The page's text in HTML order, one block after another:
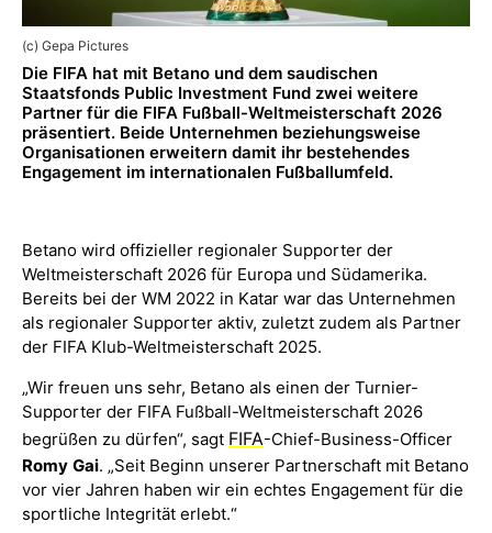
(c) Gepa Pictures
Die FIFA hat mit Betano und dem saudischen
Staatsfonds Public Investment Fund zwei weitere
Partner für die FIFA Fußball-Weltmeisterschaft 2026
präsentiert. Beide Unternehmen beziehungsweise
Organisationen erweitern damit ihr bestehendes
Engagement im internationalen Fußballumfeld.
Betano wird offizieller regionaler Supporter der
Weltmeisterschaft 2026 für Europa und Südamerika.
Bereits bei der WM 2022 in Katar war das Unternehmen
als regionaler Supporter aktiv, zuletzt zudem als Partner
der FIFA Klub-Weltmeisterschaft 2025.
„Wir freuen uns sehr, Betano als einen der Turnier-
Supporter der FIFA Fußball-Weltmeisterschaft 2026
begrüßen zu dürfen“, sagt FIFA-Chief-Business-Officer
Romy Gai. „Seit Beginn unserer Partnerschaft mit Betano
vor vier Jahren haben wir ein echtes Engagement für die
sportliche Integrität erlebt.“